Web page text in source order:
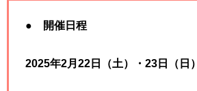
● 開催日程
2025年2月22日（土）・23日（日）